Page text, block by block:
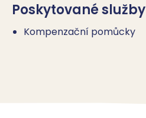
Poskytované služby
Kompenzační pomůcky